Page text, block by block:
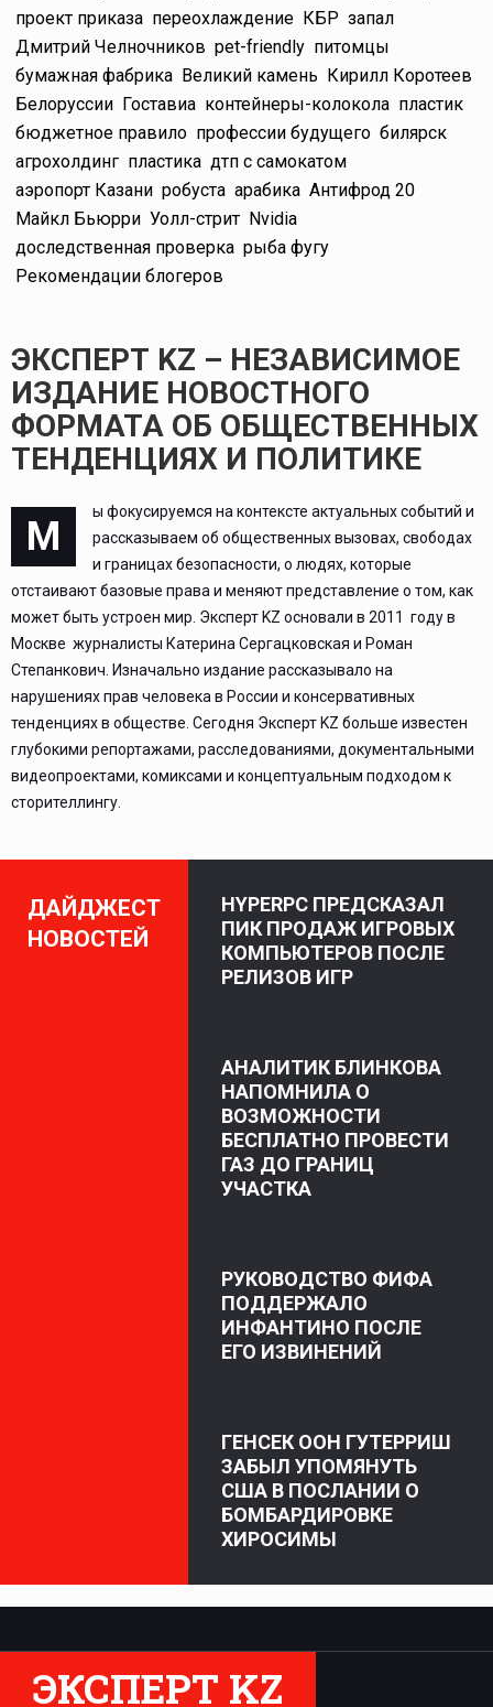
проект приказа переохлаждение КБР запал
Дмитрий Челночников pet-friendly питомцы
бумажная фабрика Великий камень Кирилл Коротеев
Белоруссии Гоставиа контейнеры-колокола пластик
бюджетное правило профессии будущего билярск
агрохолдинг пластика дтп с самокатом
аэропорт Казани робуста арабика Антифрод 20
Майкл Бьюрри Уолл-стрит Nvidia
доследственная проверка рыба фугу
Рекомендации блогеров
ЭКСПЕРТ KZ – НЕЗАВИСИМОЕ
ИЗДАНИЕ НОВОСТНОГО
ФОРМАТА ОБ ОБЩЕСТВЕННЫХ
ТЕНДЕНЦИЯХ И ПОЛИТИКЕ
М
ы фокусируемся на контексте актуальных событий и
рассказываем об общественных вызовах, свободах
и границах безопасности, о людях, которые
отстаивают базовые права и меняют представление о том, как
может быть устроен мир. Эксперт KZ основали в 2011 году в
Москве журналисты Катерина Сергацковская и Роман
Степанкович. Изначально издание рассказывало на
нарушениях прав человека в России и консервативных
тенденциях в обществе. Сегодня Эксперт KZ больше известен
глубокими репортажами, расследованиями, документальными
видеопроектами, комиксами и концептуальным подходом к
сторителлингу.
ДАЙДЖЕСТ
НОВОСТЕЙ
HYPERPC ПРЕДСКАЗАЛ
ПИК ПРОДАЖ ИГРОВЫХ
КОМПЬЮТЕРОВ ПОСЛЕ
РЕЛИЗОВ ИГР
АНАЛИТИК БЛИНКОВА
НАПОМНИЛА О
ВОЗМОЖНОСТИ
БЕСПЛАТНО ПРОВЕСТИ
ГАЗ ДО ГРАНИЦ
УЧАСТКА
РУКОВОДСТВО ФИФА
ПОДДЕРЖАЛО
ИНФАНТИНО ПОСЛЕ
ЕГО ИЗВИНЕНИЙ
ГЕНСЕК ООН ГУТЕРРИШ
ЗАБЫЛ УПОМЯНУТЬ
США В ПОСЛАНИИ О
БОМБАРДИРОВКЕ
ХИРОСИМЫ
ЭКСПЕРТ KZ